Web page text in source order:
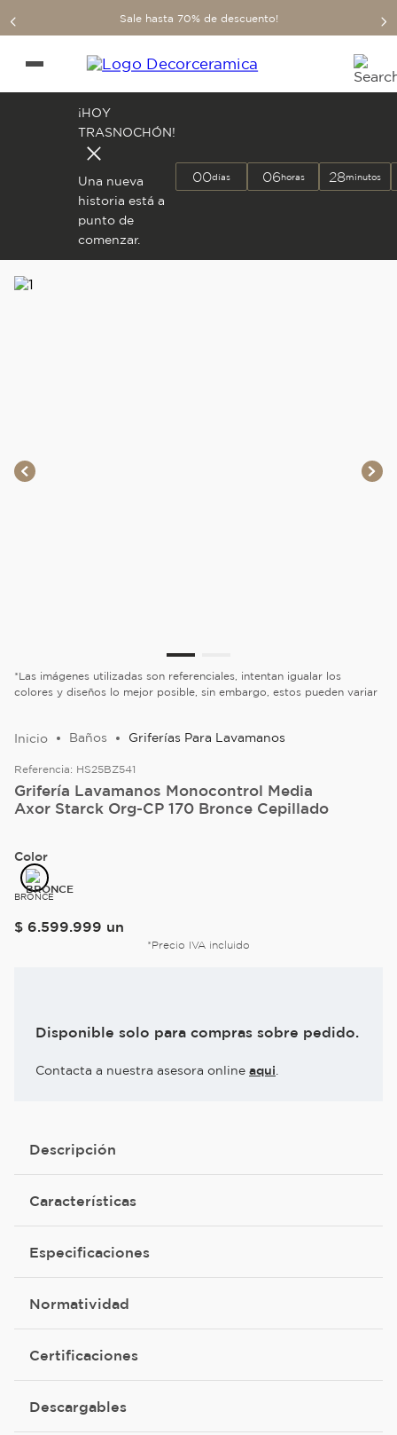
Sale hasta 70% de descuento!
¡HOY
TRASNOCHÓN!
Una nueva
historia está a
punto de
comenzar.
00días 06horas 28minutos
*Las imágenes utilizadas son referenciales, intentan igualar los
colores y diseños lo mejor posible, sin embargo, estos pueden variar
Baños Griferías Para Lavamanos
Referencia: HS25BZ541
Grifería Lavamanos Monocontrol Media
Axor Starck Org-CP 170 Bronce Cepillado
Color
BRONCE
$ 6.599.999 un
*Precio IVA incluido
Disponible solo para compras sobre pedido.
Contacta a nuestra asesora online aqui
Descripción
Características
Especificaciones
Normatividad
Certificaciones
Descargables